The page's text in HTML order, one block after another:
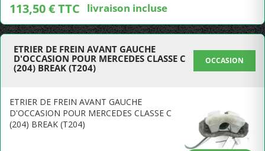
113,50 € TTC livraison incluse
ETRIER DE FREIN AVANT GAUCHE
D'OCCASION POUR MERCEDES CLASSE C
(204) BREAK (T204)
OCCASION
ETRIER DE FREIN AVANT GAUCHE
D'OCCASION POUR MERCEDES CLASSE C
(204) BREAK (T204)